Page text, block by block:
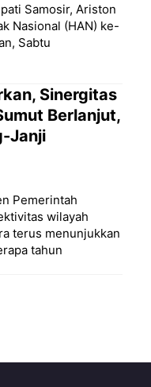
Samosir, Ariston
Nasional (HAN) ke-
Sabtu
Sinergitas
Berlanjut,
Janji
Pemerintah
wilayah
terus menunjukkan
tahun